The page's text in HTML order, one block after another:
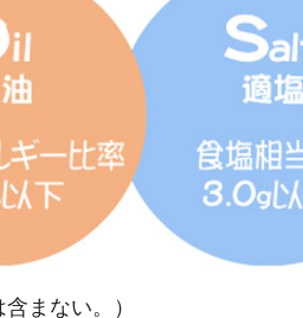
まない。）